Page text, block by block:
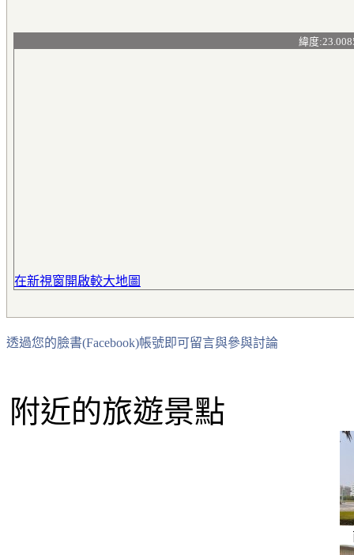
緯度
在新視窗開啟較大地圖
透過您的臉書(Facebook)帳號即可留言與參與討論
附近的旅遊景點